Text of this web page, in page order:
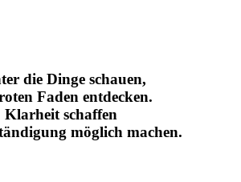
die Dinge schauen,
Faden entdecken.
Klarheit schaffen
möglich machen.